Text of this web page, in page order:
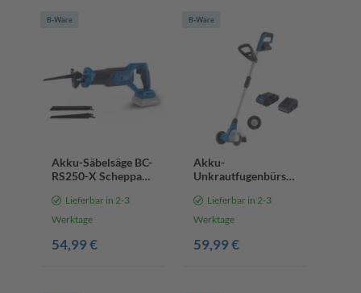
B-Ware
Akku-Säbelsäge BC-
RS250-X Scheppach
Hublänge 28mm |
Hubzahl 0-
Leute
Lieferbar in 2-3
Werktage
54,99 €
B-Ware
Akku-
Unkrautfugenbürste
Scheppach - 20V |
inkl. 2Ah Akku +
Lieferbar in 2-3
Werktage
59,99 €